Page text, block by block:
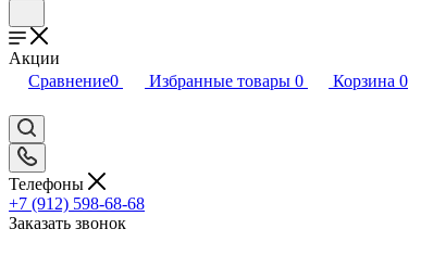
Акции
Сравнение0 Избранные товары 0 Корзина 0
Телефоны
+7 (912) 598-68-68
Заказать звонок